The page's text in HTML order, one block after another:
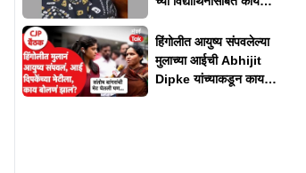
हिंगोलीत आयुष्य संपवलेल्या
मुलाच्या आईची Abhijit
Dipke यांच्याकडून काय